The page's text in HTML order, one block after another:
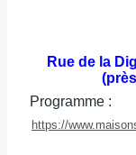
Rue de la
Programme :
https://